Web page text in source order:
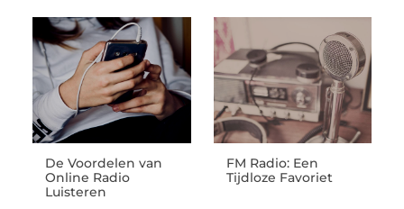
De Voordelen van
Online Radio
Luisteren
FM Radio: Een
Tijdloze Favoriet